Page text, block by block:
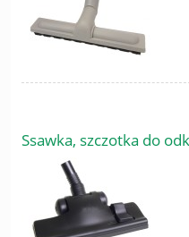
Ssawka, szczotka do